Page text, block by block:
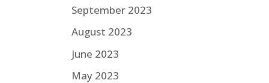
September 2023
August 2023
June 2023
May 2023